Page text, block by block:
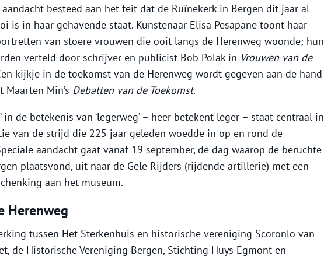
besteed aan het feit dat de Ruïnekerk in Bergen dit jaar al
is in haar gehavende staat. Kunstenaar Elisa Pesapane toont haar
van stoere vrouwen die ooit langs de Herenweg woonde; hun
verteld door schrijver en publicist Bob Polak in Vrouwen van de
kijkje in de toekomst van de Herenweg wordt gegeven aan de hand
Maarten Min’s Debatten van de Toekomst.
in de betekenis van ‘legerweg’ – heer betekent leger – staat centraal in
van de strijd die 225 jaar geleden woedde in op en rond de
aandacht gaat vanaf 19 september, de dag waarop de beruchte
plaatsvond, uit naar de Gele Rijders (rijdende artillerie) met een
aan het museum.
Herenweg
tussen Het Sterkenhuis en historische vereniging Scoronlo van
de Historische Vereniging Bergen, Stichting Huys Egmont en